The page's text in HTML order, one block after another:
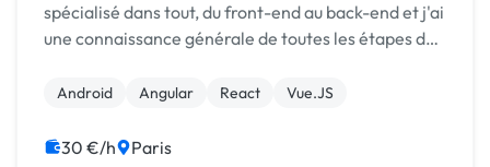
spécialisé dans tout, du front-end au back-end et j'ai
une connaissance générale de toutes les étapes du
service à mes clients. Et je fais toujours de...
Android Angular React Vue.JS
30 €/h Paris